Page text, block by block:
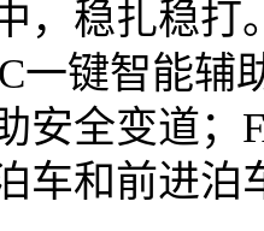
，稳扎稳打
一键智能辅
安全变道；
车和前进泊